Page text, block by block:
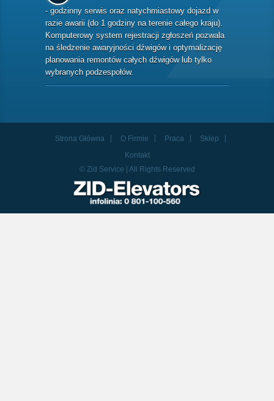
- godzinny serwis oraz natychmiastowy dojazd w
razie awarii (do 1 godziny na terenie całego kraju).
Komputerowy system rejestracji zgłoszeń pozwala
na śledzenie awaryjności dźwigów i optymalizację
planowania remontów całych dźwigów lub tylko
wybranych podzespołów.
Strona Główna O Firmie Praca
Sklep
Kontakt
© Zid Service | All Rights Reserved